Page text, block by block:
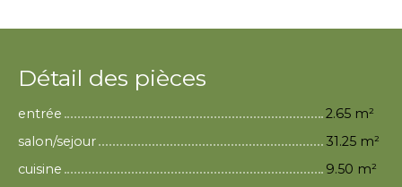
Détail des pièces
entrée
2.65 m²
salon/sejour
31.25 m²
cuisine
9.50 m²